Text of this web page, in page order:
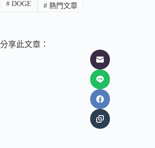
#DOGE #熱門文章
分享此文章：